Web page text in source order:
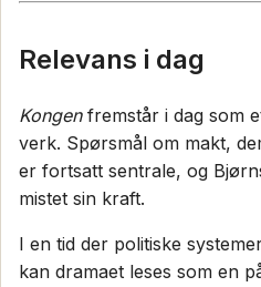
Relevans i dag
Kongenfremstår i dag som
verk. Spørsmål om makt,
er fortsatt sentrale, og
mistet sin kraft.
I en tid der politiske
kan dramaet leses som en